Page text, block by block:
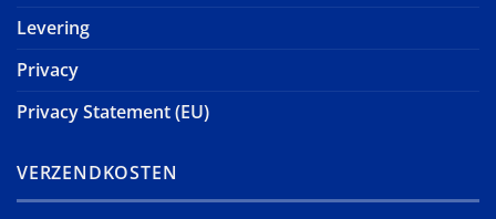
Levering
Privacy
Privacy Statement (EU)
VERZENDKOSTEN